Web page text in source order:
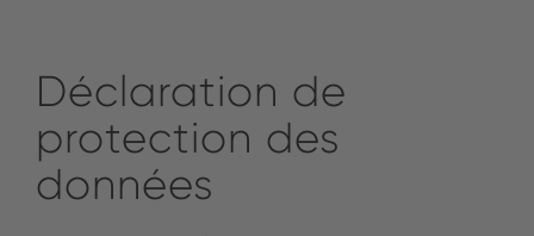
Déclaration de
protection des
données